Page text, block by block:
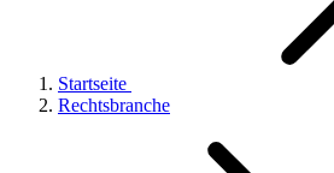
Startseite
Rechtsbranche